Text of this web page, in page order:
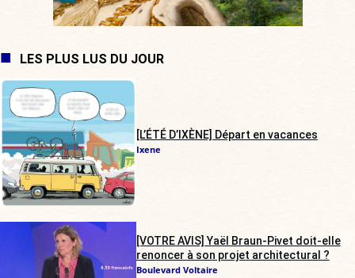
LES PLUS LUS DU JOUR
[L’ÉTÉ D’IXÈNE] Départ en vacances
Ixene
[VOTRE AVIS] Yaël Braun-Pivet doit-elle
renoncer à son projet architectural ?
Boulevard Voltaire